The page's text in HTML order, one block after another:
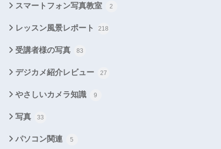
スマートフォン写真教室 2
レッスン風景レポート 218
受講者様の写真 83
デジカメ紹介レビュー 27
やさしいカメラ知識 9
写真 33
パソコン関連 5